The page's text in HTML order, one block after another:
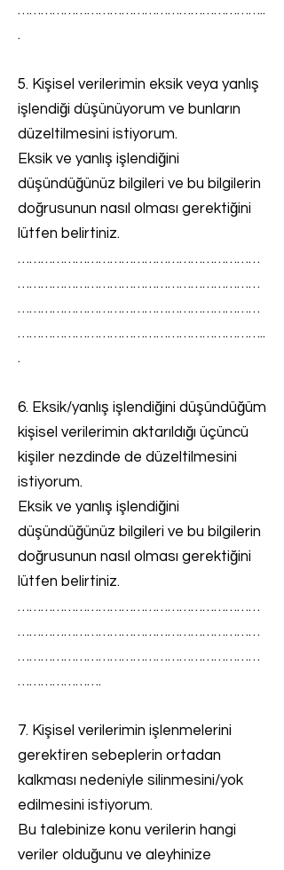
………………………………………………………..
.
5. Kişisel verilerimin eksik veya yanlış
işlendiği düşünüyorum ve bunların
düzeltilmesini istiyorum.
Eksik ve yanlış işlendiğini
düşündüğünüz bilgileri ve bu bilgilerin
doğrusunun nasıl olması gerektiğini
lütfen belirtiniz.
………………………………………………………
………………………………………………………
………………………………………………………
………………………………………………………..
.
6. Eksik/yanlış işlendiğini düşündüğüm
kişisel verilerimin aktarıldığı üçüncü
kişiler nezdinde de düzeltilmesini
istiyorum.
Eksik ve yanlış işlendiğini
düşündüğünüz bilgileri ve bu bilgilerin
doğrusunun nasıl olması gerektiğini
lütfen belirtiniz.
………………………………………………………
………………………………………………………
………………………………………………………
………………….
7. Kişisel verilerimin işlenmelerini
gerektiren sebeplerin ortadan
kalkması nedeniyle silinmesini/yok
edilmesini istiyorum.
Bu talebinize konu verilerin hangi
veriler olduğunu ve aleyhinize